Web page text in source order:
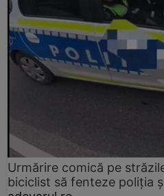
Urmărire comică pe
biciclist să fenteze poliția